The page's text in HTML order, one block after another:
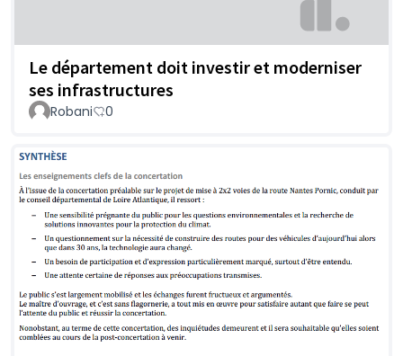
Le département doit investir et moderniser
ses infrastructures
Robani 0